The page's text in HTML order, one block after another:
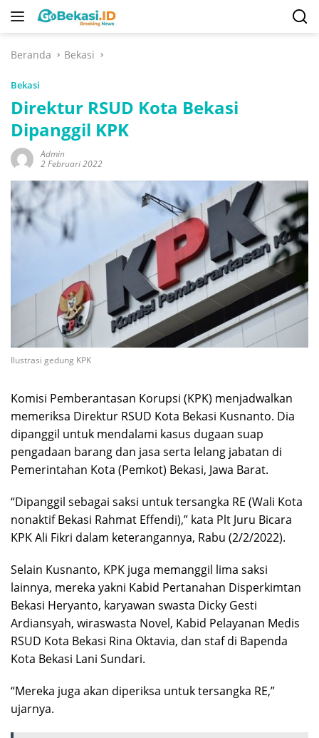
Langsung
Beranda
Bekasi
Bekasi
Direktur RSUD Kota Bekasi
Dipanggil KPK
Admin
2 Februari 2022
Ilustrasi gedung KPK
Komisi Pemberantasan Korupsi (KPK) menjadwalkan
memeriksa Direktur RSUD Kota Bekasi Kusnanto. Dia
dipanggil untuk mendalami kasus dugaan suap
pengadaan barang dan jasa serta lelang jabatan di
Pemerintahan Kota (Pemkot) Bekasi, Jawa Barat.
“Dipanggil sebagai saksi untuk tersangka RE (Wali Kota
nonaktif Bekasi Rahmat Effendi),” kata Plt Juru Bicara
KPK Ali Fikri dalam keterangannya, Rabu (2/2/2022).
Selain Kusnanto, KPK juga memanggil lima saksi
lainnya, mereka yakni Kabid Pertanahan Disperkimtan
Bekasi Heryanto, karyawan swasta Dicky Gesti
Ardiansyah, wiraswasta Novel, Kabid Pelayanan Medis
RSUD Kota Bekasi Rina Oktavia, dan staf di Bapenda
Kota Bekasi Lani Sundari.
“Mereka juga akan diperiksa untuk tersangka RE,”
ujarnya.